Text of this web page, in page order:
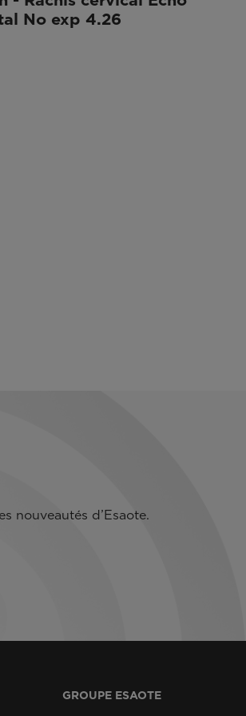
No exp 4.26
nouveautés d’Esaote.
GROUPE ESAOTE